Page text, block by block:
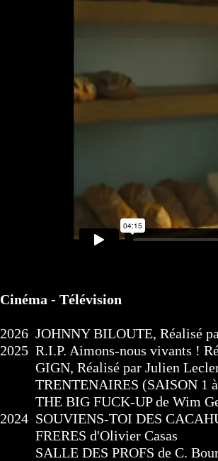
Cinéma - Télévision
2026 JOHNNY BILOUTE, Réalisé
2025 R.I.P. Aimons-nous vivants !
GIGN, Réalisé par Julien
TRENTENAIRES (SAISON 1 à
THE BIG FUCK-UP de Wim
2024 SOUVIENS-TOI DES
FRERES d'Olivier Casas
SALLE DES PROFS de C.